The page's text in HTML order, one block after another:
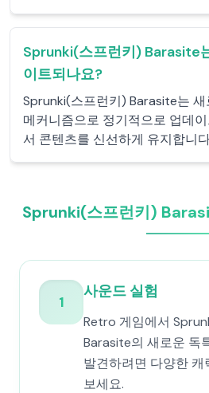
Sprunki(스프런키) Barasite
이트되나요?
Sprunki(스프런키) Barasite는 새
메커니즘으로 정기적으로 업데
서 콘텐츠를 신선하게 유지합니
Sprunki(스프런키)
1
사운드 실험
Retro 게임에서
Barasite의 새로운 독
발견하려면 다양한 캐
보세요.